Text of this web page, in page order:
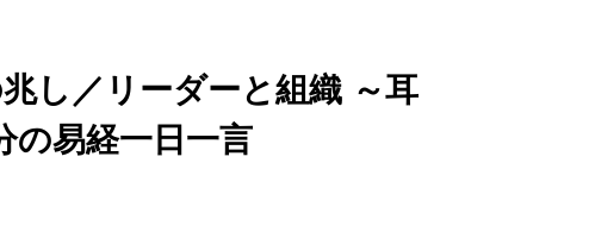
し／リーダーと組織 ～耳
の易経一日一言